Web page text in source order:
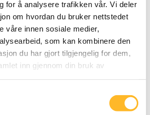
for å analysere trafikken vår. Vi deler
om hvordan du bruker nettstedet
våre innen sosiale medier,
som kan kombinere den
du har gjort tilgjengelig for dem,
inn gjennom din bruk av
stor interesse for livslang læring
av med pensjon på riktig tid i
fant vi en sterk korrelasjon mellom
seniorpraksiser og
Det kan tyde på at en organisasjon
også har flere